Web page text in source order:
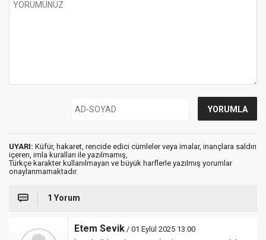
UYARI: Küfür, hakaret, rencide edici cümleler veya imalar, inançlara saldırı
içeren, imla kuralları ile yazılmamış,
Türkçe karakter kullanılmayan ve büyük harflerle yazılmış yorumlar
onaylanmamaktadır.
1 Yorum
Etem Sevik / 01 Eylül 2025 13:00